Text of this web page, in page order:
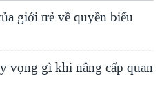
giới trẻ về quyền biểu
vọng gì khi nâng cấp quan